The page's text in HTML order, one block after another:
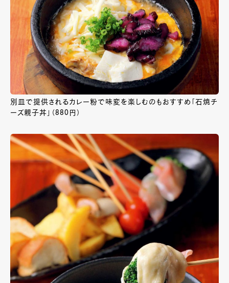
別皿で提供されるカレー粉で味変を楽しむのもおすすめ「石焼チ
ーズ親子丼」（880円）